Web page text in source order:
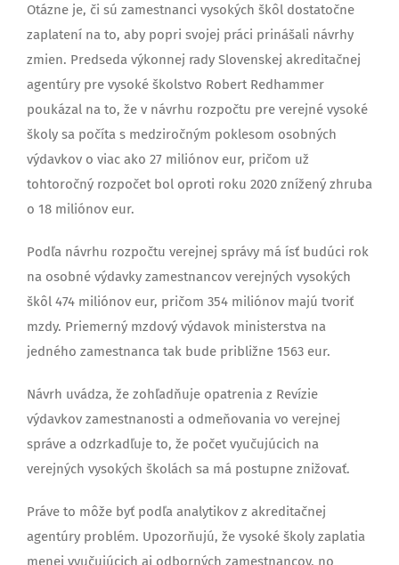
Otázne je, či sú zamestnanci vysokých škôl dostatočne
zaplatení na to, aby popri svojej práci prinášali návrhy
zmien. Predseda výkonnej rady Slovenskej akreditačnej
agentúry pre vysoké školstvo Robert Redhammer
poukázal na to, že v návrhu rozpočtu pre verejné vysoké
školy sa počíta s medziročným poklesom osobných
výdavkov o viac ako 27 miliónov eur, pričom už
tohtoročný rozpočet bol oproti roku 2020 znížený zhruba
o 18 miliónov eur.
Podľa návrhu rozpočtu verejnej správy má ísť budúci rok
na osobné výdavky zamestnancov verejných vysokých
škôl 474 miliónov eur, pričom 354 miliónov majú tvoriť
mzdy. Priemerný mzdový výdavok ministerstva na
jedného zamestnanca tak bude približne 1563 eur.
Návrh uvádza, že zohľadňuje opatrenia z Revízie
výdavkov zamestnanosti a odmeňovania vo verejnej
správe a odzrkadľuje to, že počet vyučujúcich na
verejných vysokých školách sa má postupne znižovať.
Práve to môže byť podľa analytikov z akreditačnej
agentúry problém. Upozorňujú, že vysoké školy zaplatia
menej vyučujúcich aj odborných zamestnancov, no